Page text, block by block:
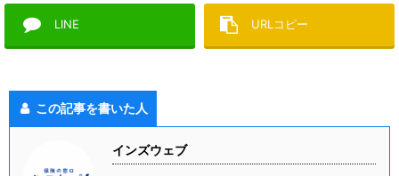
LINE URLコピー
この記事を書いた人
インズウェブ